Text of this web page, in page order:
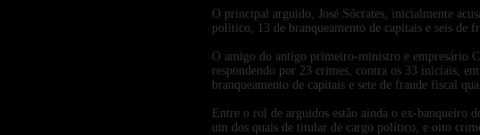
O principal arguido, José Sócrates, inicialmente
político, 13 de branqueamento de capitais e seis de
O amigo do antigo primeiro-ministro e empresário
respondendo por 23 crimes, contra os 33 iniciais,
branqueamento de capitais e sete de fraude fiscal
Entre o rol de arguidos estão ainda o ex-banqueiro
um dos quais de titular de cargo político, e oito